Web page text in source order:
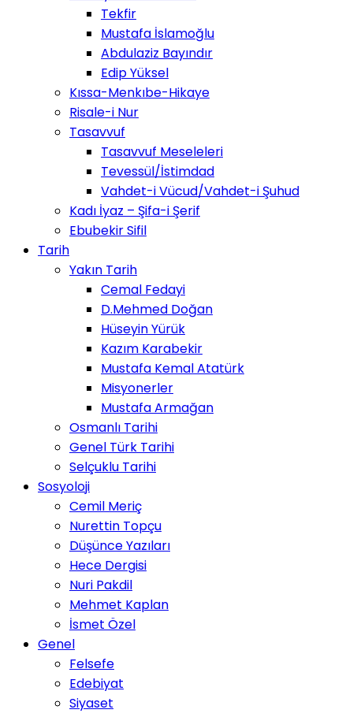
Tekfir
Mustafa İslamoğlu
Abdulaziz Bayındır
Edip Yüksel
Kıssa-Menkıbe-Hikaye
Risale-i Nur
Tasavvuf
Tasavvuf Meseleleri
Tevessül/İstimdad
Vahdet-i Vücud/Vahdet-i Şuhud
Kadı İyaz – Şifa-i Şerif
Ebubekir Sifil
Tarih
Yakın Tarih
Cemal Fedayi
D.Mehmed Doğan
Hüseyin Yürük
Kazım Karabekir
Mustafa Kemal Atatürk
Misyonerler
Mustafa Armağan
Osmanlı Tarihi
Genel Türk Tarihi
Selçuklu Tarihi
Sosyoloji
Cemil Meriç
Nurettin Topçu
Düşünce Yazıları
Hece Dergisi
Nuri Pakdil
Mehmet Kaplan
İsmet Özel
Genel
Felsefe
Edebiyat
Siyaset